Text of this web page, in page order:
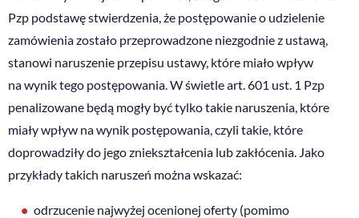
Pzp podstawę stwierdzenia, że postępowanie o udzielenie
zamówienia zostało przeprowadzone niezgodnie z ustawą,
stanowi naruszenie przepisu ustawy, które miało wpływ
na wynik tego postępowania. W świetle art. 601 ust. 1 Pzp
penalizowane będą mogły być tylko takie naruszenia, które
miały wpływ na wynik postępowania, czyli takie, które
doprowadziły do jego zniekształcenia lub zakłócenia. Jako
przykłady takich naruszeń można wskazać:
odrzucenie najwyżej ocenionej oferty (pomimo